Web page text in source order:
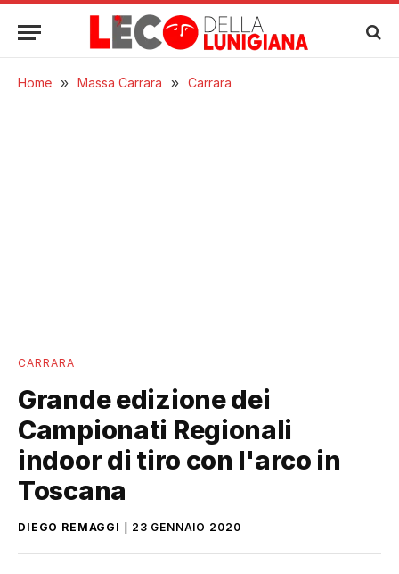
Home » Massa Carrara » Carrara
CARRARA
Grande edizione dei
Campionati Regionali
indoor di tiro con l'arco in
Toscana
DIEGO REMAGGI 23 GENNAIO 2020